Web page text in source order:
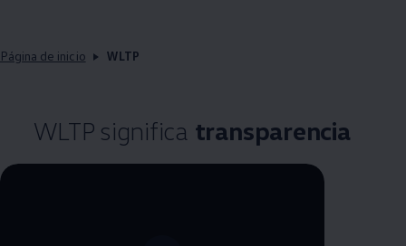
Página de inicio WLTP
WLTP significa transparencia